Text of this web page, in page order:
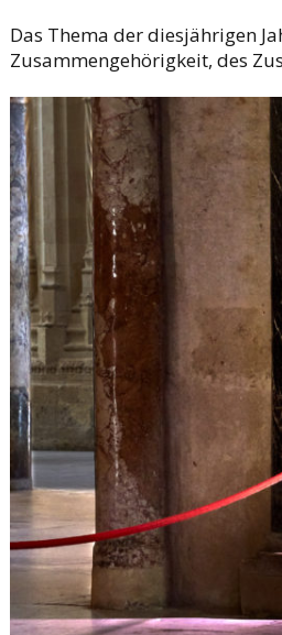
Das Thema der diesjährigen
Zusammengehörigkeit, des